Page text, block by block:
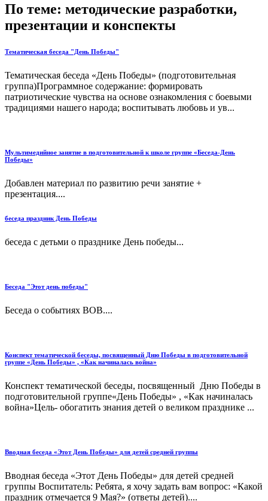
По теме: методические разработки,
презентации и конспекты
Тематическая беседа "День Победы"
Тематическая беседа «День Победы» (подготовительная
группа)Программное содержание: формировать
патриотические чувства на основе ознакомления с боевыми
традициями нашего народа; воспитывать любовь и ув...
Мультимедийное занятие в подготовительной к школе группе «Беседа-День
Победы»
Добавлен материал по развитию речи занятие +
презентация....
беседа праздник День Победы
беседа с детьми о празднике День победы...
Беседа "Этот день победы"
Беседа о событиях ВОВ....
Конспект тематической беседы, посвященный Дню Победы в подготовительной
группе «День Победы» , «Как начиналась война»
Конспект тематической беседы, посвященный Дню Победы в
подготовительной группе«День Победы» , «Как начиналась
война»Цель- обогатить знания детей о великом празднике ...
Вводная беседа «Этот День Победы» для детей средней группы
Вводная беседа «Этот День Победы» для детей средней
группы Воспитатель: Ребята, я хочу задать вам вопрос: «Какой
праздник отмечается 9 Мая?» (ответы детей)....